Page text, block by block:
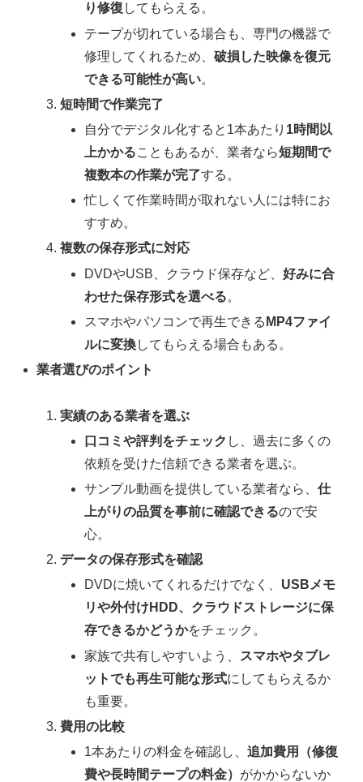
り修復 してもらえる。
テープが切れている場合も、専門の機器で
修理してくれるため、 破損した映像を復元
できる可能性が高い。
短時間で作業完了
自分でデジタル化すると1本あたり 1時間以
上かかることもあるが、業者なら短期間で
複数本の作業が完了する。
忙しくて作業時間が取れない人には特にお
すすめ。
複数の保存形式に対応
DVDやUSB、クラウド保存など、 好みに合
わせた保存形式を選べる。
スマホやパソコンで再生できる MP4ファイ
ルに変換してもらえる場合もある。
業者選びのポイント
実績のある業者を選ぶ
口コミや評判をチェック し、過去に多くの
依頼を受けた信頼できる業者を選ぶ。
サンプル動画を提供している業者なら、 仕
上がりの品質を事前に確認できるので安
心。
データの保存形式を確認
DVDに焼いてくれるだけでなく、 USBメモ
リや外付けHDD、クラウドストレージに保
存できるかどうかをチェック。
家族で共有しやすいよう、
スマホやタブレ
ットでも再生可能な形式にしてもらえるか
も重要。
費用の比較
1本あたりの料金を確認し、 追加費用（修復
費や長時間テープの料金） がかからないか